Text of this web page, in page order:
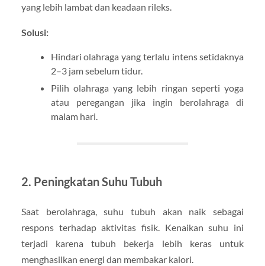
yang lebih lambat dan keadaan rileks.
Solusi:
Hindari olahraga yang terlalu intens setidaknya
2–3 jam sebelum tidur.
Pilih olahraga yang lebih ringan seperti yoga
atau peregangan jika ingin berolahraga di
malam hari.
2. Peningkatan Suhu Tubuh
Saat berolahraga, suhu tubuh akan naik sebagai
respons terhadap aktivitas fisik. Kenaikan suhu ini
terjadi karena tubuh bekerja lebih keras untuk
menghasilkan energi dan membakar kalori.